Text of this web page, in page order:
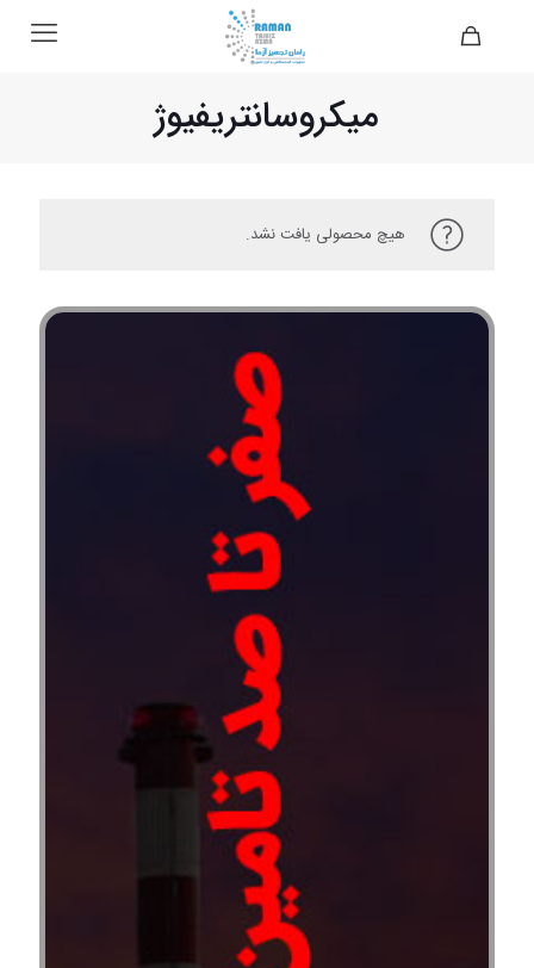
میکروسانتریفیوژ
هیچ محصولی یافت نشد.